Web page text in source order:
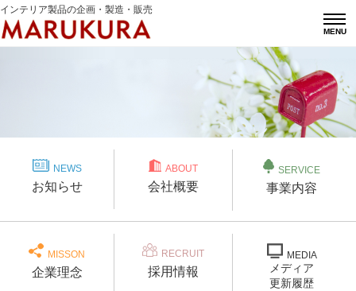
MENU
インテリア製品の企画・製造・販売
NEWS
お知らせ
ABOUT
会社概要
SERVICE
事業内容
MISSON
企業理念
RECRUIT
採用情報
MEDIA
メディア
更新履歴